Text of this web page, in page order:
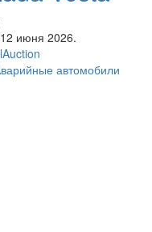
июня 2026.
автомобили